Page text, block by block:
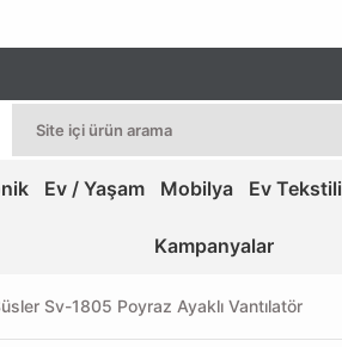
Ev / Yaşam Mobilya Ev Tekstili
Kampanyalar
Sv-1805 Poyraz Ayaklı Vantılatör